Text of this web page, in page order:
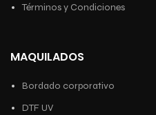
Términos y Condiciones
MAQUILADOS
Bordado corporativo
DTF UV